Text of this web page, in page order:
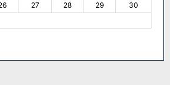
27 28 29
30